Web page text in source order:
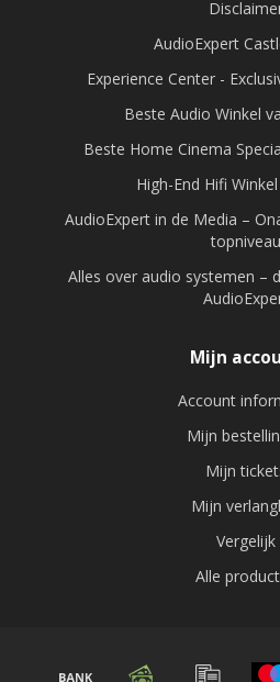
AudioExpert
Experience Center -
Beste Audio Winkel
Beste Home Cinema
High-End Hifi
AudioExpert in de Media –
topniveau
Alles over audio systemen –
Mijn
Account
Mijn
Mijn
Mijn
Vergelijk
Alle